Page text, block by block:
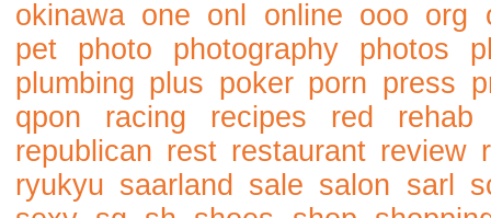
okinawa one onl online ooo org
pet
photo photography photos
plumbing plus poker porn press
qpon
racing recipes red
rehab
republican rest restaurant review
ryukyu saarland sale salon sarl